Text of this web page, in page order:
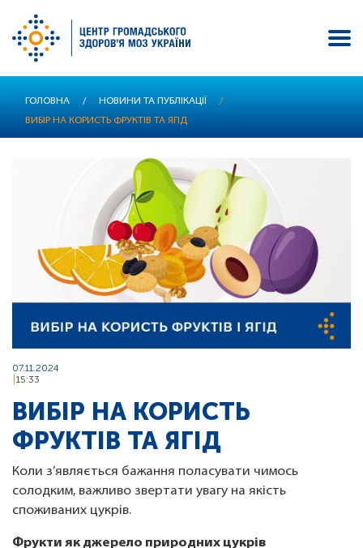
основного
ГОЛОВНА / НОВИНИ ТА ПУБЛІКАЦІЇ
/
ВИБІР НА КОРИСТЬ ФРУКТІВ ТА ЯГІД
07.11.2024
15:33
ВИБІР НА КОРИСТЬ
ФРУКТІВ ТА ЯГІД
Коли з’являється бажання поласувати чимось
солодким, важливо звертати увагу на якість
споживаних цукрів.
Фрукти як джерело природних цукрів